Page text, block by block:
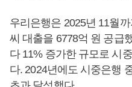
우리은행은 2025년 11월
씨 대출을 6778억 원 공급
다 11% 증가한 규모로 시
다. 2024년에도 시중은행